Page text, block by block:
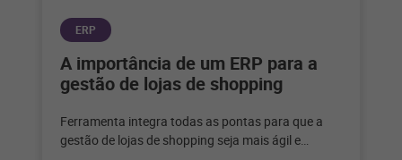
ERP
A importância de um ERP para a
gestão de lojas de shopping
Ferramenta integra todas as pontas para que a
gestão de lojas de shopping seja mais ágil e